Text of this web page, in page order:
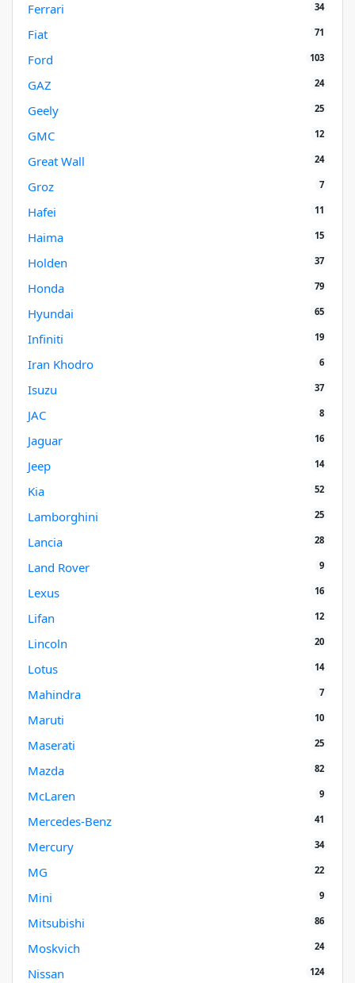
Ferrari 34
Fiat 71
Ford 103
GAZ 24
Geely 25
GMC 12
Great Wall 24
Groz 7
Hafei 11
Haima 15
Holden 37
Honda 79
Hyundai 65
Infiniti 19
Iran Khodro 6
Isuzu 37
JAC 8
Jaguar 16
Jeep 14
Kia 52
Lamborghini 25
Lancia 28
Land Rover 9
Lexus 16
Lifan 12
Lincoln 20
Lotus 14
Mahindra 7
Maruti 10
Maserati 25
Mazda 82
McLaren 9
Mercedes-Benz 41
Mercury 34
MG 22
Mini 9
Mitsubishi 86
Moskvich 24
Nissan 124